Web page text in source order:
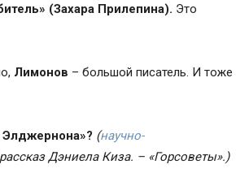
(Захара Прилепина). Это
Лимонов – большой писатель. И тоже
(научно-
Дэниела Киза. – «Горсоветы».)